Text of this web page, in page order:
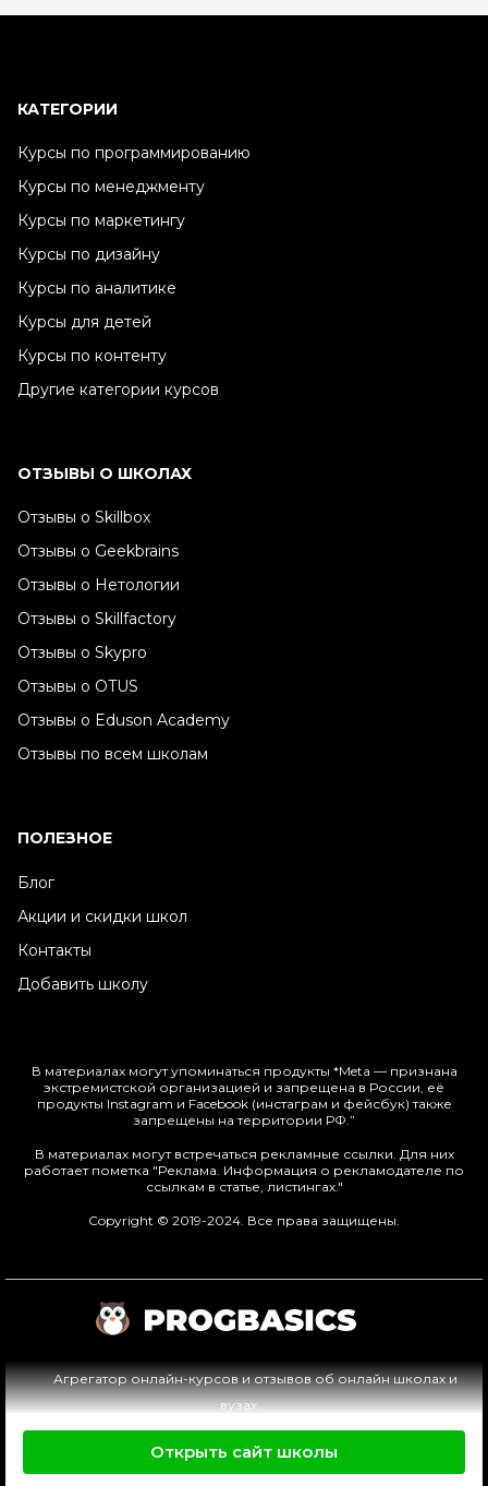
Открыть сайт школы
КАТЕГОРИИ
Курсы по программированию
Курсы по менеджменту
Курсы по маркетингу
Курсы по дизайну
Курсы по аналитике
Курсы для детей
Курсы по контенту
Другие категории курсов
ОТЗЫВЫ О ШКОЛАХ
Отзывы о Skillbox
Отзывы о Geekbrains
Отзывы о Нетологии
Отзывы о Skillfactory
Отзывы о Skypro
Отзывы о OTUS
Отзывы о Eduson Academy
Отзывы по всем школам
ПОЛЕЗНОЕ
Блог
Акции и скидки школ
Контакты
Добавить школу
В материалах могут упоминаться продукты *Meta — признана
экстремистской организацией и запрещена в России, её
продукты Instagram и Facebook (инстаграм и фейсбук) также
запрещены на территории РФ.”
В материалах могут встречаться рекламные ссылки. Для них
работает пометка "Реклама. Информация о рекламодателе по
ссылкам в статье, листингах."
Copyright © 2019-2024. Все права защищены.
Агрегатор онлайн-курсов и отзывов об онлайн школах и
вузах
Пользовательское соглашение
Политика обработки персональных данных